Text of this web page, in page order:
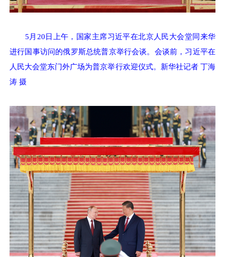
5月20日上午，国家主席习近平在北京人民大会堂同来华
进行国事访问的俄罗斯总统普京举行会谈。会谈前，习近平在
人民大会堂东门外广场为普京举行欢迎仪式。新华社记者 丁海
涛 摄